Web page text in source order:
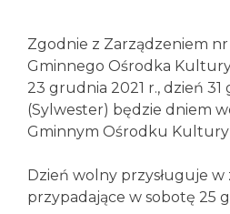
Zgodnie z Zarządzeniem
Gminnego Ośrodka
23 grudnia 2021 r., dzień 31
(Sylwester) będzie dniem
Gminnym Ośrodku Kultury
Dzień wolny przysługuje w
przypadające w sobotę 25